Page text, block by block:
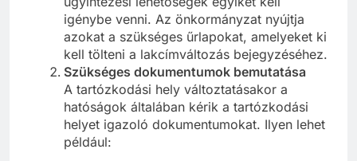
igénybe venni. Az önkormányzat nyújtja
azokat a szükséges űrlapokat, amelyeket ki
kell tölteni a lakcímváltozás bejegyzéséhez.
Szükséges dokumentumok bemutatása
A tartózkodási hely változtatásakor a
hatóságok általában kérik a tartózkodási
helyet igazoló dokumentumokat. Ilyen lehet
például: